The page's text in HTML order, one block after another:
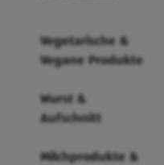
Vegetarische &
Vegane Produkte
Wurst &
Aufschnitt
Milchprodukte &